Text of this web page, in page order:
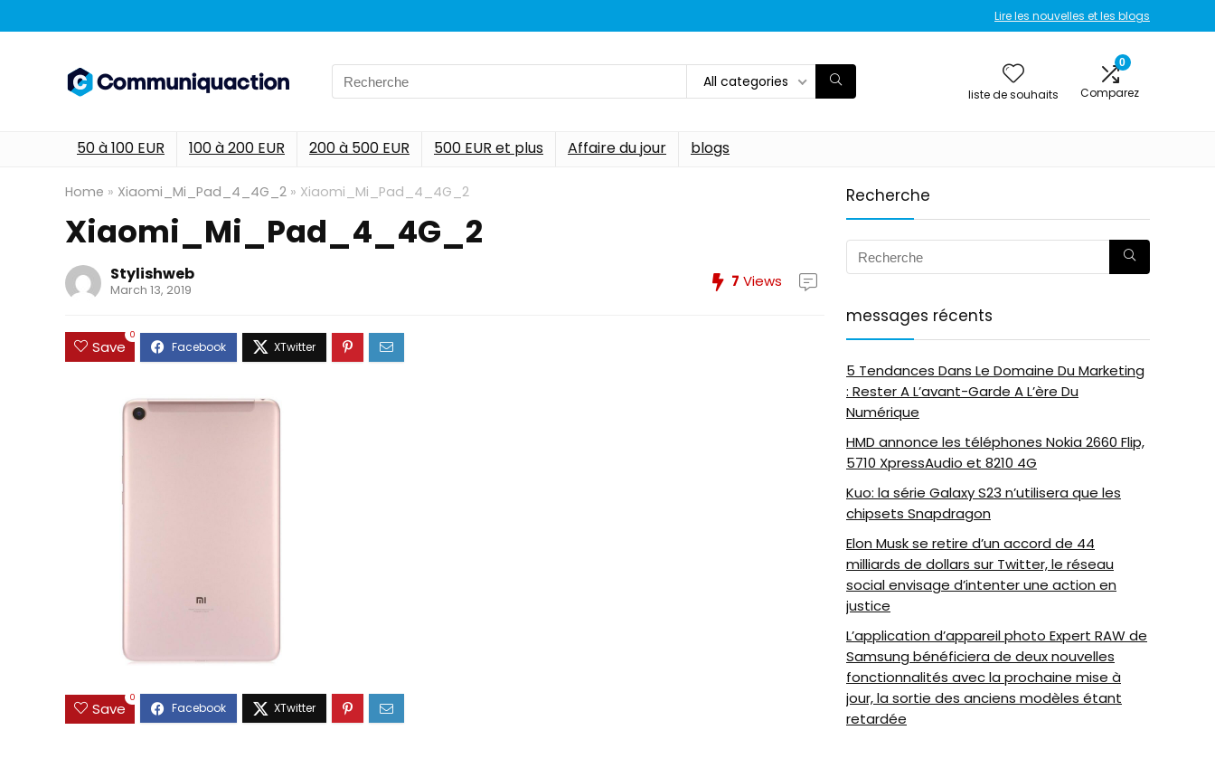
Lire les nouvelles et les blogs
Search
for:
All categories
liste de souhaits
0
Comparez
50 à 100 EUR 100 à 200 EUR 200 à 500 EUR 500 EUR et plus Affaire du jour blogs
Home » Xiaomi_Mi_Pad_4_4G_2 » Xiaomi_Mi_Pad_4_4G_2
Xiaomi_Mi_Pad_4_4G_2
Stylishweb
March 13, 2019 7 Views
Save
0
Save
0
Recherche
messages récents
5 Tendances Dans Le Domaine Du Marketing
: Rester A L’avant-Garde A L’ère Du
Numérique
HMD annonce les téléphones Nokia 2660 Flip,
5710 XpressAudio et 8210 4G
Kuo: la série Galaxy S23 n’utilisera que les
chipsets Snapdragon
Elon Musk se retire d’un accord de 44
milliards de dollars sur Twitter, le réseau
social envisage d’intenter une action en
justice
L’application d’appareil photo Expert RAW de
Samsung bénéficiera de deux nouvelles
fonctionnalités avec la prochaine mise à
jour, la sortie des anciens modèles étant
retardée